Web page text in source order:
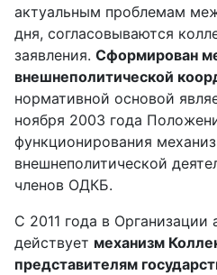
актуальным проблемам
дня, согласовываются
заявления. Сформирован
внешнеполитической
нормативной основой
ноября 2003 года
функционирования
внешнеполитической
членов ОДКБ.
С 2011 года в Организации
действует механизм
представителям